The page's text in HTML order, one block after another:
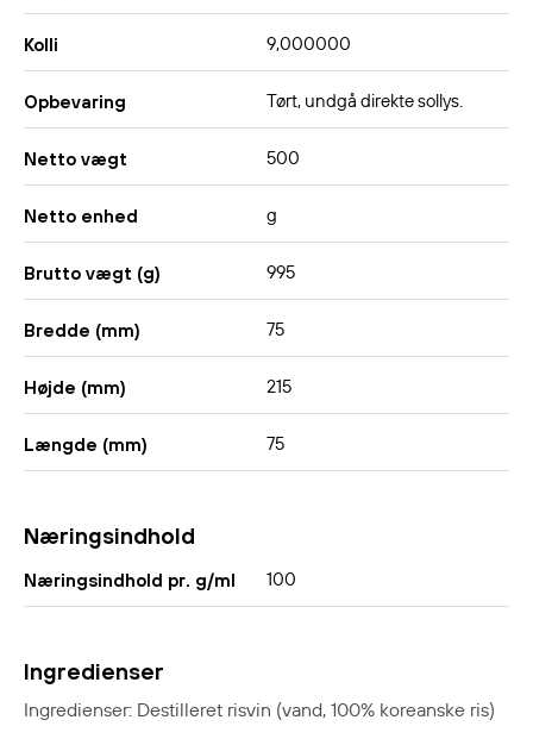
Kolli 9,000000
Opbevaring Tørt, undgå direkte sollys.
Netto vægt 500
Netto enhed g
Brutto vægt (g) 995
Bredde (mm) 75
Højde (mm) 215
Længde (mm) 75
Næringsindhold
Næringsindhold pr. g/ml 100
Ingredienser
Ingredienser: Destilleret risvin (vand, 100% koreanske ris)